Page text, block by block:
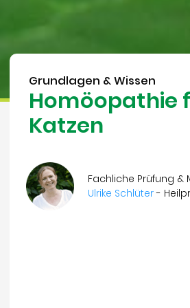
Grundlagen & Wissen
Homöopathie
Katzen
Fachliche Prüfung &
Ulrike Schlüter-